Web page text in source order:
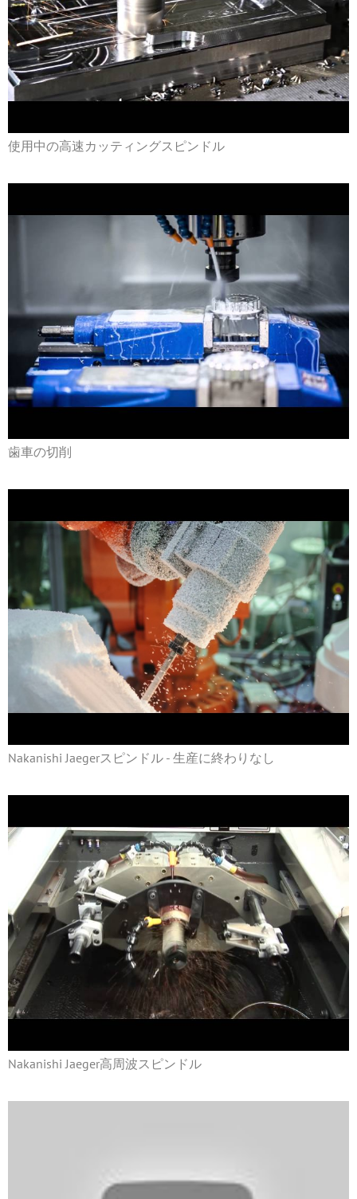
使用中の高速カッティングスピンドル
歯車の切削
Nakanishi Jaegerスピンドル - 生産に終わりなし
Nakanishi Jaeger高周波スピンドル